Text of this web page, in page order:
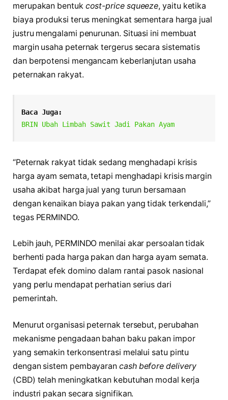
merupakan bentuk cost-price squeeze, yaitu ketika
biaya produksi terus meningkat sementara harga jual
justru mengalami penurunan. Situasi ini membuat
margin usaha peternak tergerus secara sistematis
dan berpotensi mengancam keberlanjutan usaha
peternakan rakyat.
Baca Juga:
BRIN Ubah Limbah Sawit Jadi Pakan Ayam
“Peternak rakyat tidak sedang menghadapi krisis
harga ayam semata, tetapi menghadapi krisis margin
usaha akibat harga jual yang turun bersamaan
dengan kenaikan biaya pakan yang tidak terkendali,”
tegas PERMINDO.
Lebih jauh, PERMINDO menilai akar persoalan tidak
berhenti pada harga pakan dan harga ayam semata.
Terdapat efek domino dalam rantai pasok nasional
yang perlu mendapat perhatian serius dari
pemerintah.
Menurut organisasi peternak tersebut, perubahan
mekanisme pengadaan bahan baku pakan impor
yang semakin terkonsentrasi melalui satu pintu
dengan sistem pembayarancash before delivery
(CBD) telah meningkatkan kebutuhan modal kerja
industri pakan secara signifikan.